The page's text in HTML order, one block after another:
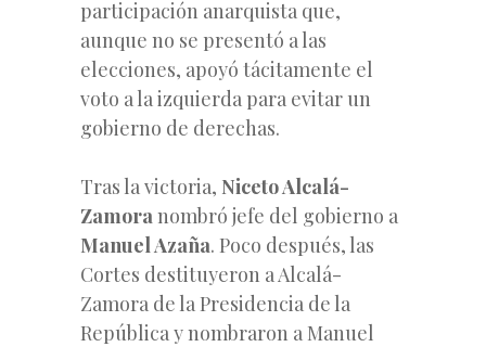
participación anarquista que,
aunque no se presentó a las
elecciones, apoyó tácitamente el
voto a la izquierda para evitar un
gobierno de derechas.
Tras la victoria, Niceto Alcalá-
Zamoranombró jefe del gobierno a
Manuel Azaña. Poco después, las
Cortes destituyeron a Alcalá-
Zamora de la Presidencia de la
República y nombraron a Manuel